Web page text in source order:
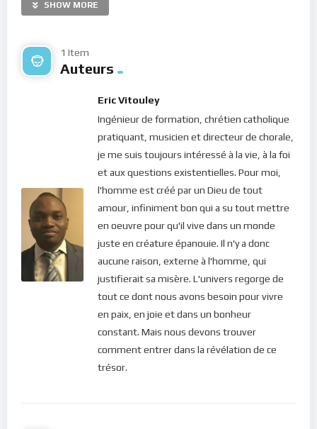
nous apprendre à vivre. Mais les hommes n’ont pas voulu
Seigneur, Il a obtenu, au prix de son sang, cette grâce
précieuse qu’est la justice de Dieu.
Ainsi, désormais, tout homme peut, s’il le désire, se revêtir
du vêtement du salut qui le justifie dans son identité de fils
de Dieu. Mais comment arriver à porter ce manteau de justice
? L’apôtre Saint-Paul nous apprend que nous devons nous
débarrasser du vieil homme qui correspond à notre ancienne
manière de vivre pour nous revêtir de l’homme nouveau, créé
selon Dieu dans la justice et la sainteté que produit la vérité
(Éphésiens 4, 22-24). L’enracinement dans la justice de Dieu
provient donc de l’élevation de nos pensées dans la vérité de
l’Esprit Saint. Chercher Dieu, avoir soif des choses de Dieu,
comprendre le monde spirituel, tout cela nous enracine dans
la foi en notre Dieu et augmente en nous la confiance en son
Chers frères et soeurs, le Christ nous demande encore une
fois de mettre en Lui toute notre confiance. Cela nous
SHOW MORE
1 Item
Auteurs
Eric Vitouley
Ingénieur de formation, chrétien catholique
pratiquant, musicien et directeur de chorale,
je me suis toujours intéressé à la vie, à la foi
et aux questions existentielles. Pour moi,
l'homme est créé par un Dieu de tout
amour, infiniment bon qui a su tout mettre
en oeuvre pour qu'il vive dans un monde
juste en créature épanouie. Il n'y a donc
aucune raison, externe à l'homme, qui
justifierait sa misère. L'univers regorge de
tout ce dont nous avons besoin pour vivre
en paix, en joie et dans un bonheur
constant. Mais nous devons trouver
comment entrer dans la révélation de ce
trésor.